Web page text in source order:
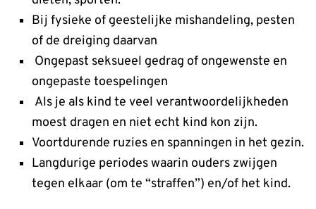
Bij fysieke of geestelijke mishandeling, pesten
of de dreiging daarvan
Ongepast seksueel gedrag of ongewenste en
ongepaste toespelingen
Als je als kind te veel verantwoordelijkheden
moest dragen en niet echt kind kon zijn.
Voortdurende ruzies en spanningen in het gezin.
Langdurige periodes waarin ouders zwijgen
tegen elkaar (om te “straffen”) en/of het kind.